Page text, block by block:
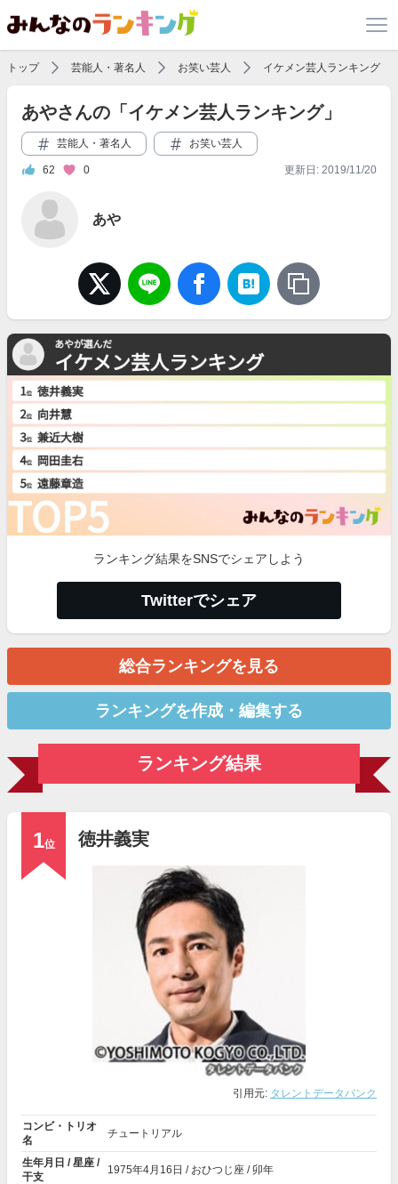
トップ 芸能人・著名人 お笑い芸人 イケメン芸人ランキング
あやさんの「イケメン芸人ランキング」
芸能人・著名人 お笑い芸人
62 0 更新日: 2019/11/20
あや
ランキング結果をSNSでシェアしよう
Twitterでシェア
総合ランキングを見る
ランキングを作成・編集する
ランキング結果
1位 徳井義実
引用元: タレントデータバンク
コンビ・トリオ
名
チュートリアル
生年月日 / 星座 /
干支
1975年4月16日 / おひつじ座 / 卯年